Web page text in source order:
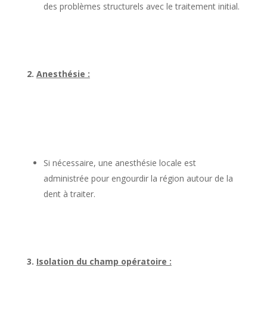
des problèmes structurels avec le traitement initial.
2. Anesthésie :
Si nécessaire, une anesthésie locale est
administrée pour engourdir la région autour de la
dent à traiter.
3. Isolation du champ opératoire :